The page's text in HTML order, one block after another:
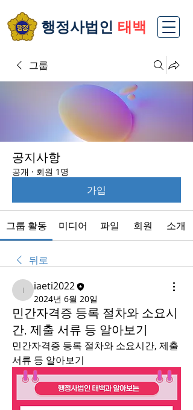
​행정사법인 태백
그룹
공지사항
공개 · 회원 1명
가입
그룹 활동 미디어 파일 회원 소개
뒤로
iaeti2022
iaeti2022
2024년 6월 20일
민간자격증 등록 절차와 소요시
간, 제출 서류 등 알아보기
민간자격증 등록 절차와 소요시간, 제출
서류 등 알아보기